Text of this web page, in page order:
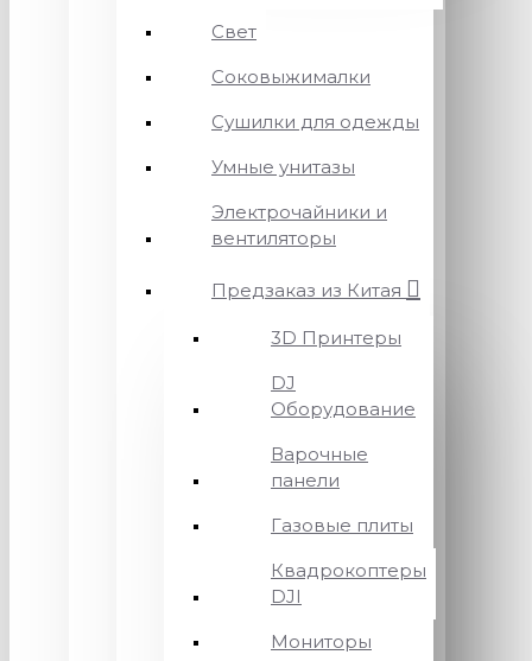
Свет
Соковыжималки
Сушилки для одежды
Умные унитазы
Электрочайники и
вентиляторы
Предзаказ из Китая
3D Принтеры
DJ
Оборудование
Варочные
панели
Газовые плиты
Квадрокоптеры
DJI
Мониторы